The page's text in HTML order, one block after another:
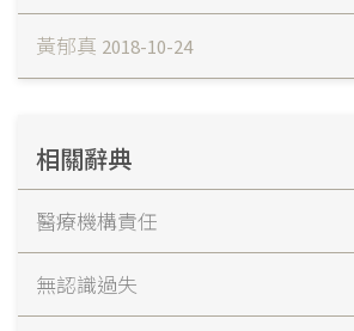
黃郁真 2018-10-24
相關辭典
醫療機構責任
無認識過失